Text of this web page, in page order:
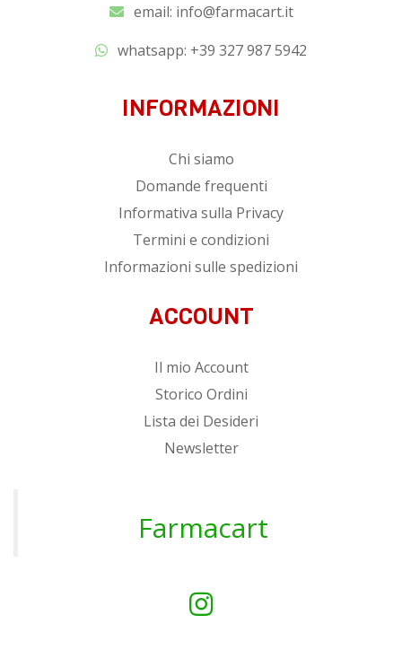
email: info@farmacart.it
whatsapp: +39 327 987 5942
INFORMAZIONI
Chi siamo
Domande frequenti
Informativa sulla Privacy
Termini e condizioni
Informazioni sulle spedizioni
ACCOUNT
Il mio Account
Storico Ordini
Lista dei Desideri
Newsletter
Farmacart